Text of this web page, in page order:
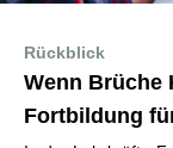
Rückblick
Wenn Brüche
Fortbildung